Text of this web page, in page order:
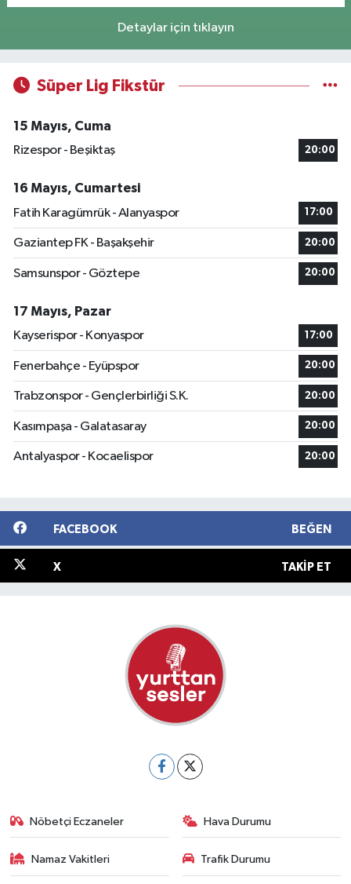
Detaylar için tıklayın
Süper Lig Fikstür
15 Mayıs, Cuma
Rizespor - Beşiktaş
20:00
16 Mayıs, Cumartesi
Fatih Karagümrük - Alanyaspor
17:00
Gaziantep FK - Başakşehir 20:00
Samsunspor - Göztepe 20:00
17 Mayıs, Pazar
Kayserispor - Konyaspor
17:00
Fenerbahçe - Eyüpspor 20:00
Trabzonspor - Gençlerbirliği S.K. 20:00
Kasımpaşa - Galatasaray 20:00
Antalyaspor - Kocaelispor 20:00
FACEBOOK BEĞEN
X TAKIP ET
Nöbetçi Eczaneler Hava Durumu
Namaz Vakitleri Trafik Durumu